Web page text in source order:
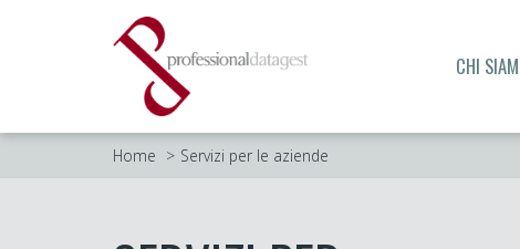
CHI
Home Servizi per le aziende